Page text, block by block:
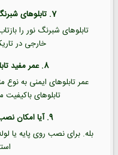
7. تابلوهای شبرنگ چه تفاوتی با شبنما دارند؟
تابلوهای شبرنگ نور را
خارجی در
8. عمر مفید تابلوهای ایمنی چقدر است؟
عمر تابلوهای ایمنی به
تابلوهای باکیفیت
9. آیا امکان نصب تابلو روی پایه وجود دارد؟
بله. برای نصب روی پایه یا